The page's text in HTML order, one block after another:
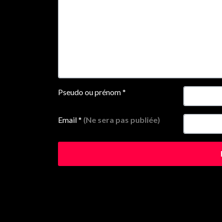
Pseudo ou prénom*
Email* (Ne sera pas publiée)